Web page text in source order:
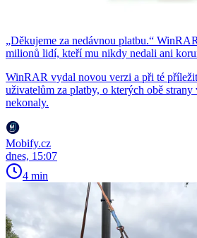
„Děkujeme za nedávnou platbu.“
milionů lidí, kteří mu nikdy nedali ani
WinRAR vydal novou verzi a při té
uživatelům za platby, o kterých obě strany
nekonaly.
Mobify.cz
dnes, 15:07
4 min